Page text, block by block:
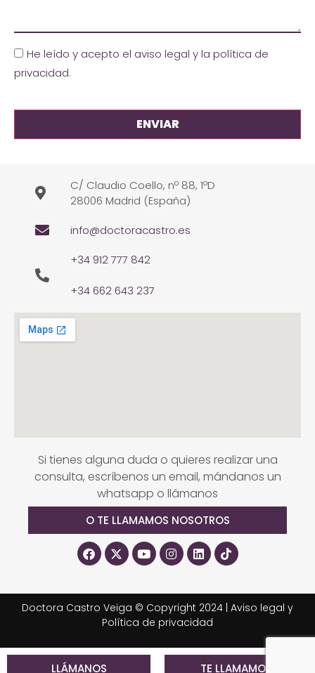
He leído y acepto el aviso legal y la política de
privacidad.
Si tienes alguna duda o quieres realizar una
consulta, escríbenos un email, mándanos un
whatsapp o llámanos
O TE LLAMAMOS NOSOTROS
C/ Claudio Coello, nº 88, 1ºD
28006 Madrid (España)
info@doctoracastro.es
+34 912 777 842
+34 662 643 237
Doctora Castro Veiga © Copyright 2024 | Aviso legal y
Política de privacidad
LLÁMANOS TE LLAMAMOS